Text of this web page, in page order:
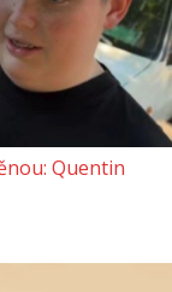
Quentin